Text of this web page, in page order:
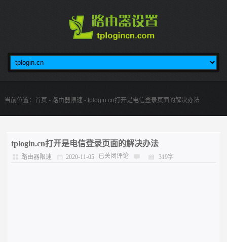
当前位置： 首页 - 路由器限速 - tplogin.cn打开是电信登录页面的解决办法
tplogin.cn打开是电信登录页面的解决办法
路由器限速 2020-11-05 已关闭评论 319字